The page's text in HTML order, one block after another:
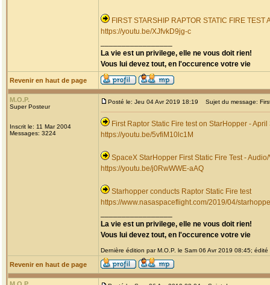
FIRST STARSHIP RAPTOR STATIC FIRE TEST
https://youtu.be/XJfvkD9jg-c
La vie est un privilege, elle ne vous doit rien!
Vous lui devez tout, en l'occurence votre vie
Revenir en haut de page
M.O.P.
Super Posteur
Inscrit le: 11 Mar 2004
Messages: 3224
Posté le: Jeu 04 Avr 2019 18:19 Sujet du message:
First Raptor Static Fire test on StarHopper - April
https://youtu.be/5vfiM10lc1M
SpaceX StarHopper First Static Fire Test -
https://youtu.be/j0RwWWE-aAQ
Starhopper conducts Raptor Static Fire test
https://www.nasaspaceflight.com/2019/04/
La vie est un privilege, elle ne vous doit rien!
Vous lui devez tout, en l'occurence votre vie
Dernière édition par M.O.P. le Sam 06 Avr 2019 08:45; édité
Revenir en haut de page